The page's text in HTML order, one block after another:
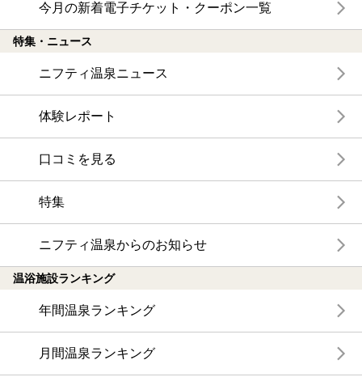
今月の新着電子チケット・クーポン一覧
特集・ニュース
ニフティ温泉ニュース
体験レポート
口コミを見る
特集
ニフティ温泉からのお知らせ
温浴施設ランキング
年間温泉ランキング
月間温泉ランキング